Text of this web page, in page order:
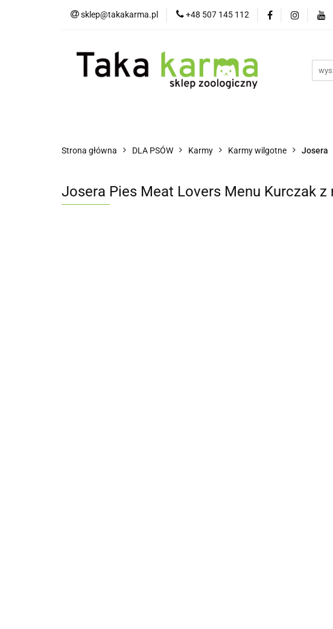
sklep@takakarma.pl +48 507 145 112
O sklepie Dostawa
Strona główna DLA PSÓW Karmy Karmy wilgotne Josera
Josera Pies Meat Lovers Menu Kurczak z